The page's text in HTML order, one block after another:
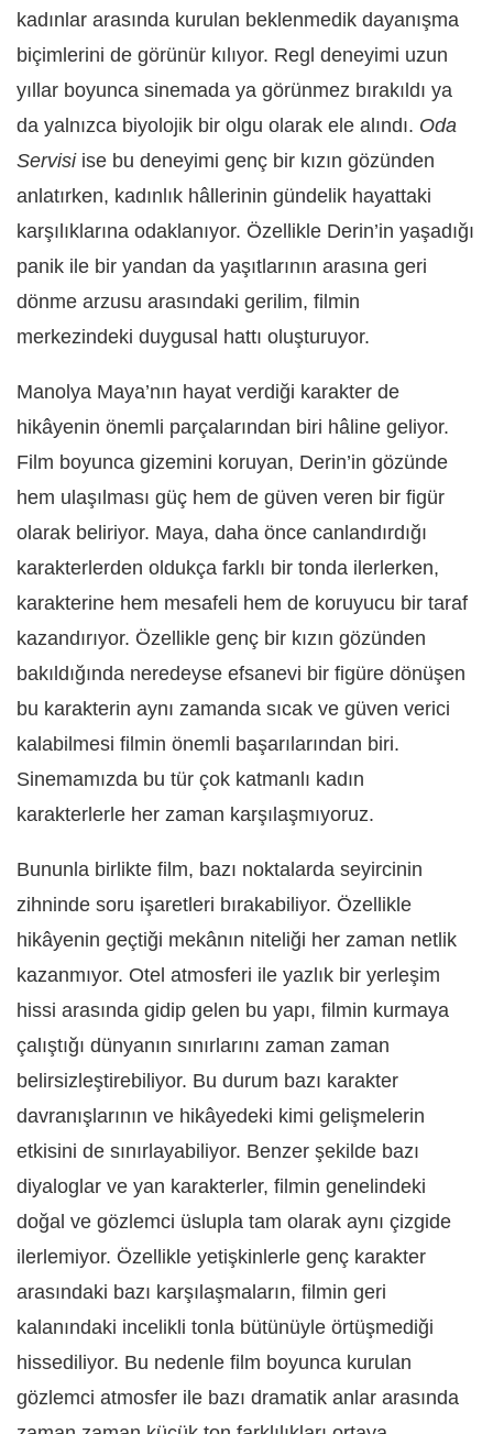
kadınlar arasında kurulan beklenmedik dayanışma
biçimlerini de görünür kılıyor. Regl deneyimi uzun
yıllar boyunca sinemada ya görünmez bırakıldı ya
da yalnızca biyolojik bir olgu olarak ele alındı. Oda
Servisiise bu deneyimi genç bir kızın gözünden
anlatırken, kadınlık hâllerinin gündelik hayattaki
karşılıklarına odaklanıyor. Özellikle Derin’in yaşadığı
panik ile bir yandan da yaşıtlarının arasına geri
dönme arzusu arasındaki gerilim, filmin
merkezindeki duygusal hattı oluşturuyor.
Manolya Maya’nın hayat verdiği karakter de
hikâyenin önemli parçalarından biri hâline geliyor.
Film boyunca gizemini koruyan, Derin’in gözünde
hem ulaşılması güç hem de güven veren bir figür
olarak beliriyor. Maya, daha önce canlandırdığı
karakterlerden oldukça farklı bir tonda ilerlerken,
karakterine hem mesafeli hem de koruyucu bir taraf
kazandırıyor. Özellikle genç bir kızın gözünden
bakıldığında neredeyse efsanevi bir figüre dönüşen
bu karakterin aynı zamanda sıcak ve güven verici
kalabilmesi filmin önemli başarılarından biri.
Sinemamızda bu tür çok katmanlı kadın
karakterlerle her zaman karşılaşmıyoruz.
Bununla birlikte film, bazı noktalarda seyircinin
zihninde soru işaretleri bırakabiliyor. Özellikle
hikâyenin geçtiği mekânın niteliği her zaman netlik
kazanmıyor. Otel atmosferi ile yazlık bir yerleşim
hissi arasında gidip gelen bu yapı, filmin kurmaya
çalıştığı dünyanın sınırlarını zaman zaman
belirsizleştirebiliyor. Bu durum bazı karakter
davranışlarının ve hikâyedeki kimi gelişmelerin
etkisini de sınırlayabiliyor. Benzer şekilde bazı
diyaloglar ve yan karakterler, filmin genelindeki
doğal ve gözlemci üslupla tam olarak aynı çizgide
ilerlemiyor. Özellikle yetişkinlerle genç karakter
arasındaki bazı karşılaşmaların, filmin geri
kalanındaki incelikli tonla bütünüyle örtüşmediği
hissediliyor. Bu nedenle film boyunca kurulan
gözlemci atmosfer ile bazı dramatik anlar arasında